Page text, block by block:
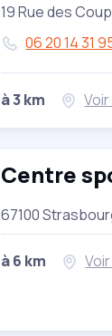
19 Rue des
06 20 14 31
à 3 km
Centre
67100
à 6 km